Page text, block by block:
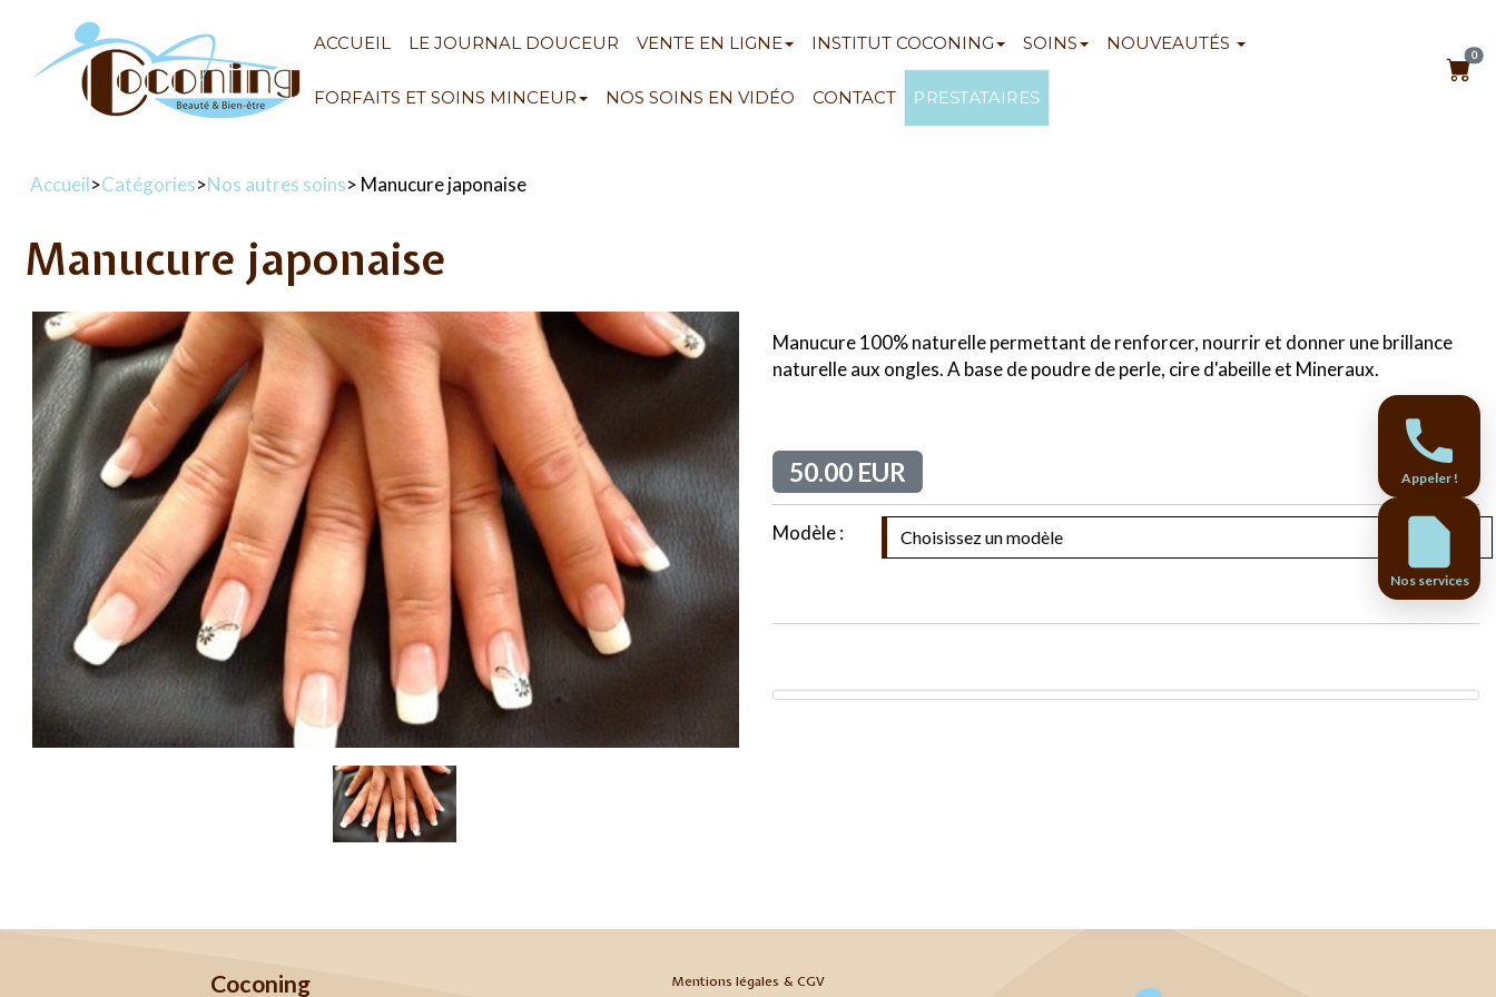
ACCUEIL LE JOURNAL DOUCEUR VENTE EN LIGNE INSTITUT COCONING SOINS NOUVEAUTÉS
FORFAITS ET SOINS MINCEUR NOS SOINS EN VIDÉO CONTACT PRESTATAIRES
0
Accueil>Catégories>Nos autres soins> Manucure japonaise
Manucure japonaise
Manucure 100% naturelle permettant de renforcer, nourrir et donner une brillance
naturelle aux ongles. A base de poudre de perle, cire d'abeille et Mineraux.
50.00 EUR
Modèle :
Coconing Mentions légales & CGV
Appeler !
Nos services